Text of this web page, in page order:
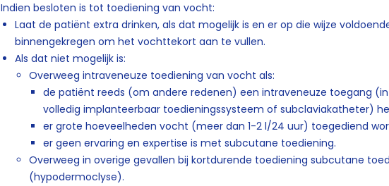
Indien besloten is tot toediening van vocht:
Laat de patiënt extra drinken, als dat mogelijk is en er op die wijze
binnengekregen om het vochttekort aan te vullen.
Als dat niet mogelijk is:
Overweeg intraveneuze toediening van vocht als:
de patiënt reeds (om andere redenen) een intraveneuze toegang
volledig implanteerbaar toedieningssysteem of subclaviakatheter)
er grote hoeveelheden vocht (meer dan 1-2 l/24 uur) toegediend
er geen ervaring en expertise is met subcutane toediening.
Overweeg in overige gevallen bij kortdurende toediening subcutane
(hypodermoclyse).​​​